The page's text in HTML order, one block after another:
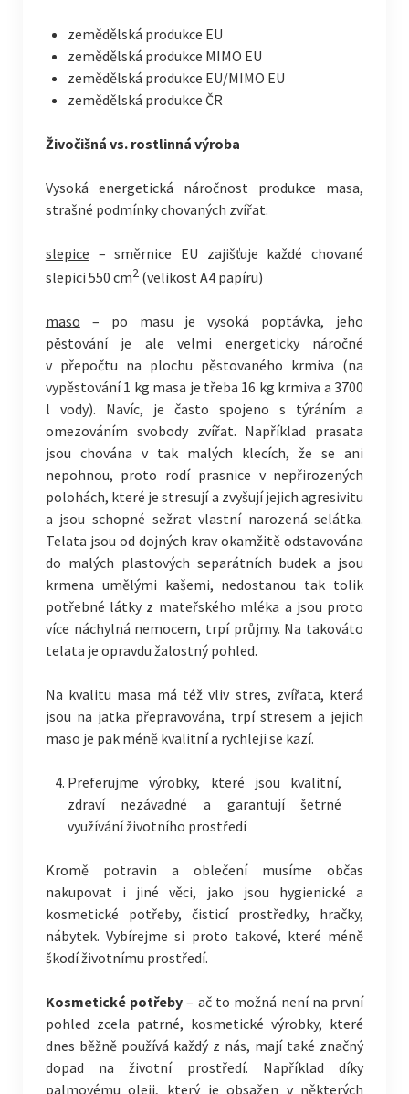
zemědělská produkce EU
zemědělská produkce MIMO EU
zemědělská produkce EU/MIMO EU
zemědělská produkce ČR
Živočišná vs. rostlinná výroba
Vysoká energetická náročnost produkce masa,
strašné podmínky chovaných zvířat.
slepice – směrnice EU zajišťuje každé chované
slepici 550 cm2(velikost A4 papíru)
maso – po masu je vysoká poptávka, jeho
pěstování je ale velmi energeticky náročné
v přepočtu na plochu pěstovaného krmiva (na
vypěstování 1 kg masa je třeba 16 kg krmiva a 3700
l vody). Navíc, je často spojeno s týráním a
omezováním svobody zvířat. Například prasata
jsou chována v tak malých klecích, že se ani
nepohnou, proto rodí prasnice v nepřirozených
polohách, které je stresují a zvyšují jejich agresivitu
a jsou schopné sežrat vlastní narozená selátka.
Telata jsou od dojných krav okamžitě odstavována
do malých plastových separátních budek a jsou
krmena umělými kašemi, nedostanou tak tolik
potřebné látky z mateřského mléka a jsou proto
více náchylná nemocem, trpí průjmy. Na takováto
telata je opravdu žalostný pohled.
Na kvalitu masa má též vliv stres, zvířata, která
jsou na jatka přepravována, trpí stresem a jejich
maso je pak méně kvalitní a rychleji se kazí.
Preferujme výrobky, které jsou kvalitní,
zdraví nezávadné a garantují šetrné
využívání životního prostředí
Kromě potravin a oblečení musíme občas
nakupovat i jiné věci, jako jsou hygienické a
kosmetické potřeby, čisticí prostředky, hračky,
nábytek. Vybírejme si proto takové, které méně
škodí životnímu prostředí.
Kosmetické potřeby – ač to možná není na první
pohled zcela patrné, kosmetické výrobky, které
dnes běžně používá každý z nás, mají také značný
dopad na životní prostředí. Například díky
palmovému oleji, který je obsažen v některých